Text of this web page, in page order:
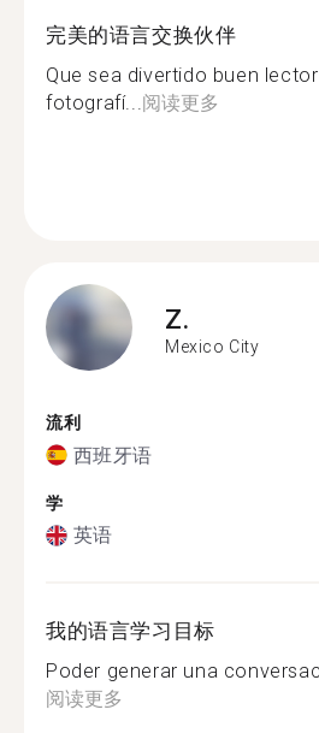
完美的语言交换伙伴
Que sea divertido buen
fotografí...阅读更多
Z.
Mexico City
流利
西班牙语
学
英语
我的语言学习目标
Poder generar una
阅读更多